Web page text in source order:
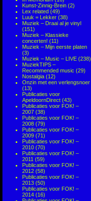
Kunst-Zinnig-Brein (2)
Lex related (49)
Luuk = Lekker (38)
Muziek – Draai al je vinyl
(151)
Muziek – Klassieke
concerten! (11)
Muziek – Mijn eerste platen
(3)
Muziek – Music – LIVE (238)
MuziekTIPS –
Recommended music (29)
Nostalgia (12)
Onzin met een verlengsnoer
(13)
Publicaties voor
ApeldoornDirect (43)
Publicaties voor FOK! –
2007 (38)
Publicaties voor FOK! –
2008 (79)
Publicaties voor FOK! –
2009 (71)
Publicaties voor FOK! –
2010 (70)
Publicaties voor FOK! –
2011 (59)
Publicaties voor FOK! –
2012 (58)
Publicaties voor FOK! –
2013 (50)
Publicaties voor FOK! –
2014 (16)